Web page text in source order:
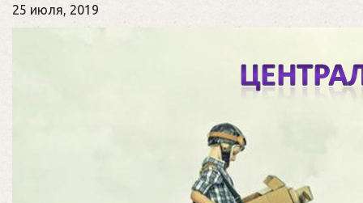
Канада-
Вятские
25 июля, 2019